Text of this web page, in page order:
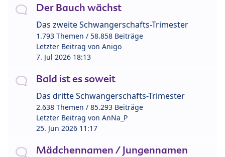
Der Bauch wächst
Das zweite Schwangerschafts-Trimester
1.793 Themen / 58.858 Beiträge
Letzter Beitrag von Anigo
7. Jul 2026 18:13
Bald ist es soweit
Das dritte Schwangerschafts-Trimester
2.638 Themen / 85.293 Beiträge
Letzter Beitrag von AnNa_P
25. Jun 2026 11:17
Mädchennamen / Jungennamen